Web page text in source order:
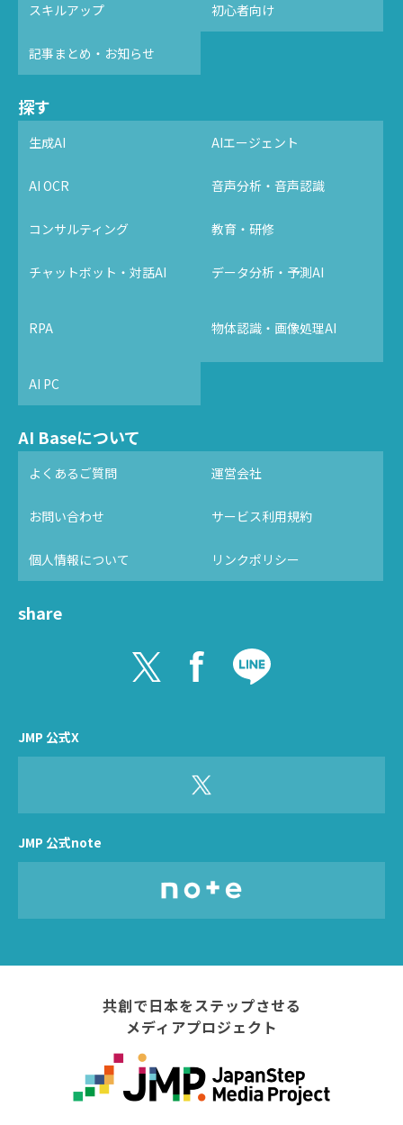
スキルアップ 初心者向け
記事まとめ・お知らせ
探す
生成AI AIエージェント
AI OCR 音声分析・音声認識
コンサルティング 教育・研修
チャットボット・対話AI データ分析・予測AI
RPA 物体認識・画像処理AI
AI PC
AI Baseについて
よくあるご質問 運営会社
お問い合わせ サービス利用規約
個人情報について リンクポリシー
share
JMP 公式X
JMP 公式note
共創で日本をステップさせる
メディアプロジェクト